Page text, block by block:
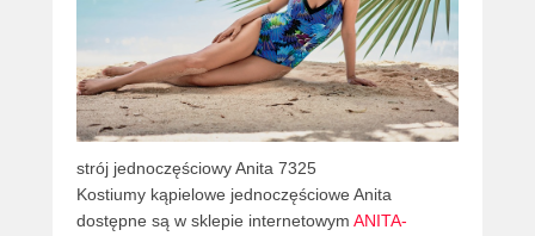
strój jednoczęściowy Anita 7325
Kostiumy kąpielowe jednoczęściowe Anita
dostępne są w sklepie internetowym ANITA-